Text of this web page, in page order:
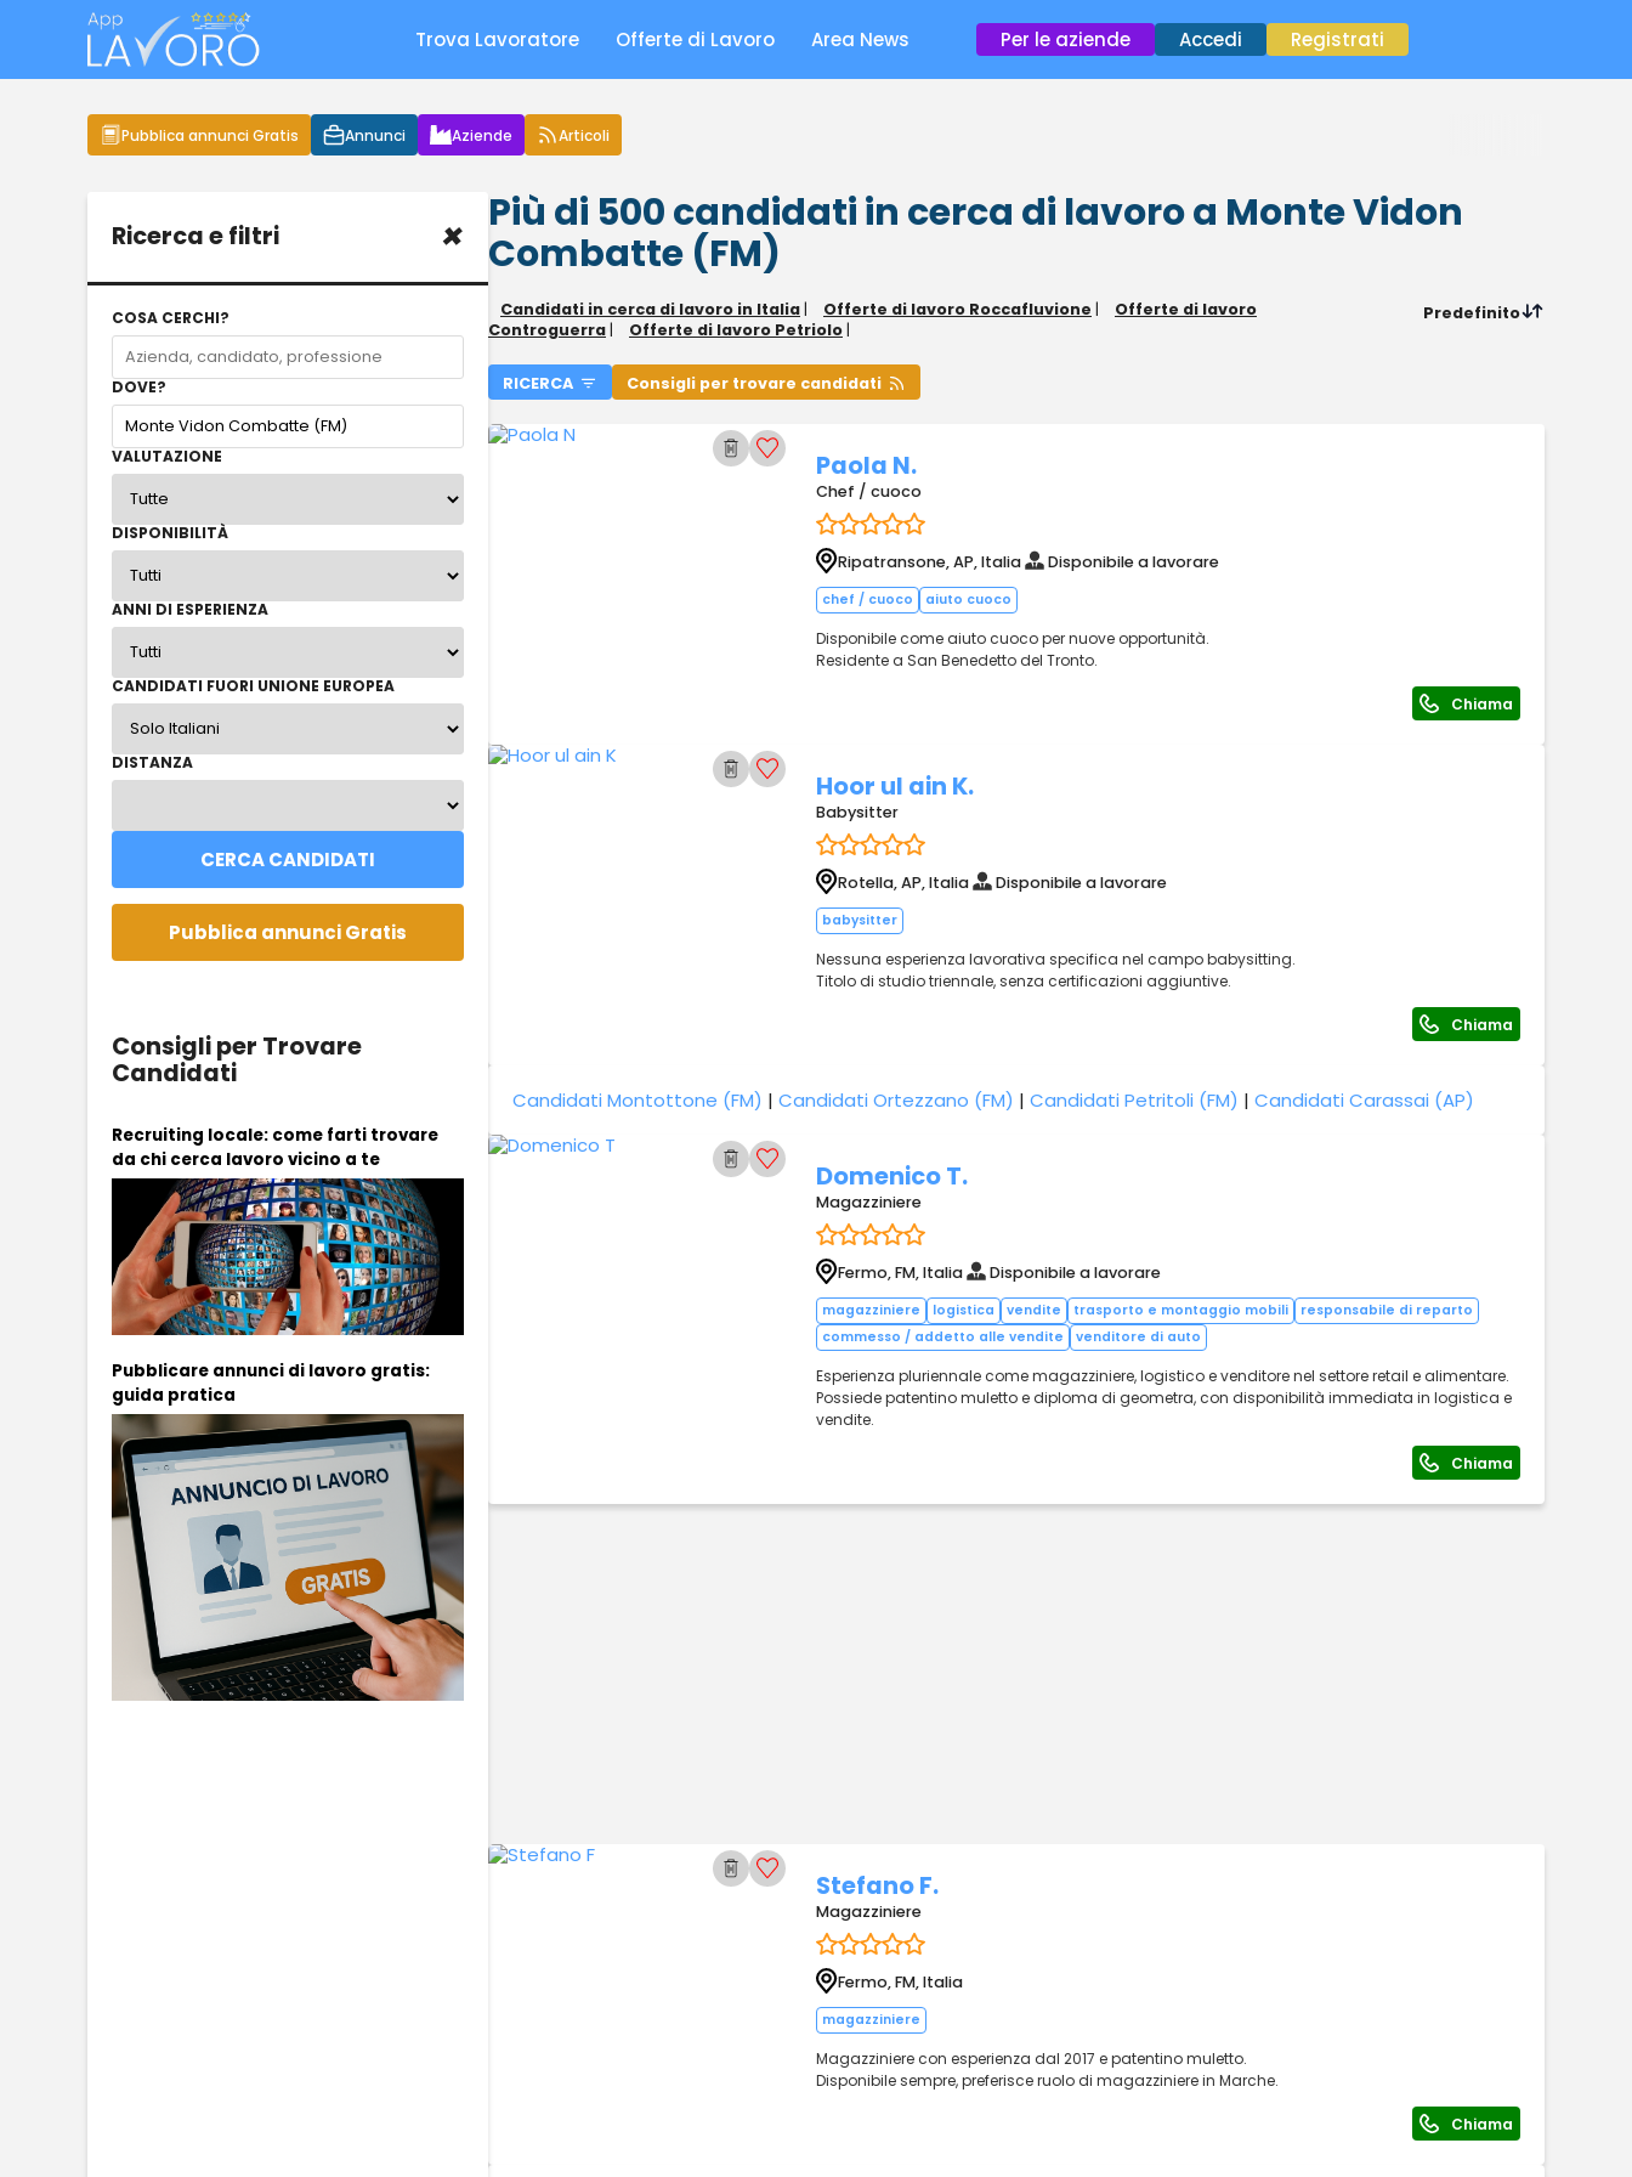
Trova Lavoratore Offerte di Lavoro Area News Per le aziende Accedi Registrati
Pubblica annunci Gratis Annunci Aziende Articoli
Ricerca e filtri ×
COSA CERCHI?
DOVE?
VALUTAZIONE
DISPONIBILITÀ
ANNI DI ESPERIENZA
CANDIDATI FUORI UNIONE EUROPEA
DISTANZA
Consigli per Trovare
Candidati
Recruiting locale: come farti trovare
da chi cerca lavoro vicino a te
Pubblicare annunci di lavoro gratis:
guida pratica
Più di 500candidati in cerca di lavoroa Monte Vidon
Combatte (FM)
Candidati in cerca di lavoro in Italia | Offerte di lavoro Roccafluvione |
Offerte di lavoro
Controguerra | Offerte di lavoro Petriolo |
Predefinito
RICERCA Consigli per trovare candidati
Paola N.
Chef / cuoco
Ripatransone, AP, Italia Disponibile a lavorare
chef / cuoco aiuto cuoco
Disponibile come aiuto cuoco per nuove opportunità.
Residente a San Benedetto del Tronto.
Chiama
Hoor ul ain K.
Babysitter
Rotella, AP, Italia Disponibile a lavorare
babysitter
Nessuna esperienza lavorativa specifica nel campo babysitting.
Titolo di studio triennale, senza certificazioni aggiuntive.
Chiama
Candidati Montottone (FM) | Candidati Ortezzano (FM) | Candidati Petritoli (FM) | Candidati Carassai (AP)
Domenico T.
Magazziniere
Fermo, FM, Italia Disponibile a lavorare
magazziniere logistica vendite trasporto e montaggio mobili
responsabile di reparto
commesso / addetto alle vendite
venditore di auto
Esperienza pluriennale come magazziniere, logistico e venditore nel settore retail e alimentare.
Possiede patentino muletto e diploma di geometra, con disponibilità immediata in logistica e
vendite.
Chiama
Stefano F.
Magazziniere
Fermo, FM, Italia
magazziniere
Magazziniere con esperienza dal 2017 e patentino muletto.
Disponibile sempre, preferisce ruolo di magazziniere in Marche.
Chiama